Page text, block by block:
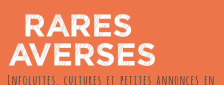
contenu
Infoluttes, cultures et petites annonces en